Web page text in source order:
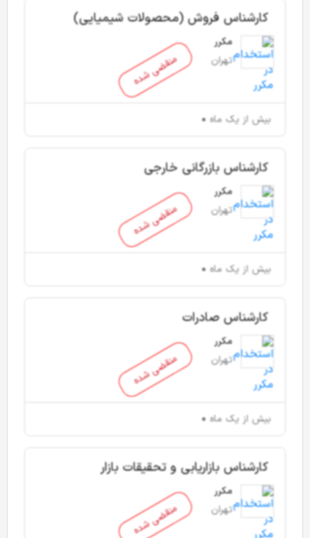
منقضی شده
کارشناس فروش (محصولات شیمیایی)
مکرر
تهران
بیش از یک ماه
منقضی شده
کارشناس بازرگانی خارجی
مکرر
تهران
بیش از یک ماه
منقضی شده
کارشناس صادرات
مکرر
تهران
بیش از یک ماه
منقضی شده
کارشناس بازاریابی و تحقیقات بازار
مکرر
تهران